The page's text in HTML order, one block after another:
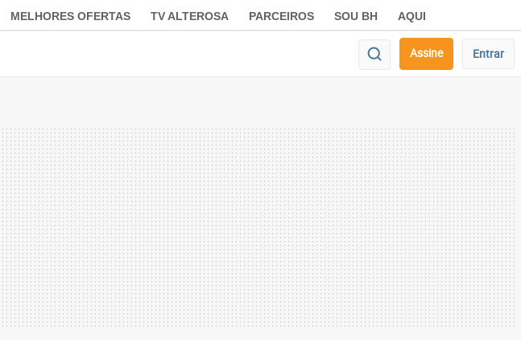
MELHORES OFERTAS TV ALTEROSA PARCEIROS SOU BH AQUI
Assine Entrar